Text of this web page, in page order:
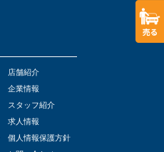
店舗紹介
企業情報
スタッフ紹介
求人情報
個人情報保護方針